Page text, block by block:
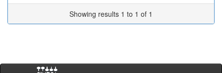
Showing results 1 to 1 of 1